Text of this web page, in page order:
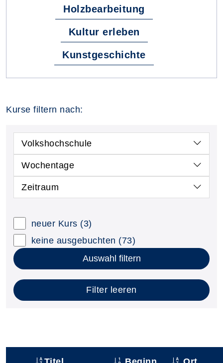
Holzbearbeitung
Kultur erleben
Kunstgeschichte
Kurse filtern nach:
Volkshochschule
Wochentage
Zeitraum
neuer Kurs (3)
keine ausgebuchten (73)
Auswahl filtern
Filter leeren